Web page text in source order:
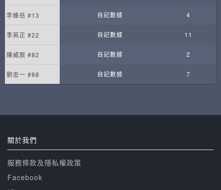
李維岳 #13 自記數據 4
李英正 #22 自記數據 11
陳威辰 #82 自記數據 2
劉忠一 #88 自記數據 7
關於我們
服務條款及隱私權政策
Facebook